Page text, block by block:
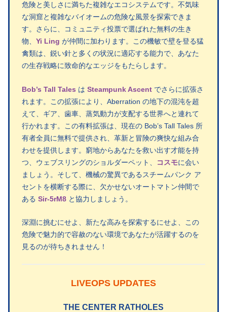
危険と美しさに満ちた複雑なエコシステムです。不気味
な洞窟と複雑なバイオームの危険な風景を探索できま
す。さらに、コミュニティ投票で選ばれた無料の生き
物、 Yi Ling が仲間に加わります。この機敏で壁を登る猛
禽類は、鋭い針と多くの状況に適応する能力で、あなた
の生存戦略に致命的なエッジをもたらします。
Bob’s Tall Tales は Steampunk Ascent でさらに拡張さ
れます。この拡張により、Aberration の地下の混沌を超
えて、ギア、歯車、蒸気動力が支配する世界へと連れて
行かれます。この有料拡張は、現在の Bob’s Tall Tales 所
有者全員に無料で提供され、革新と冒険の爽快な組み合
わせを提供します。窮地からあなたを救い出す才能を持
つ、ウェブスリングのショルダーペット、
コスモに会い
ましょう。そして、機械の驚異であるスチームパンク ア
セントを横断する際に、欠かせないオートマトン仲間で
ある Sir-5rM8 と協力しましょう。
深淵に挑むにせよ、新たな高みを探索するにせよ、この
危険で魅力的で容赦のない環境であなたが活躍するのを
見るのが待ちきれません！
LIVEOPS UPDATES
THE CENTER RATHOLES